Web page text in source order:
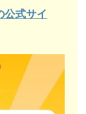
公式サイ